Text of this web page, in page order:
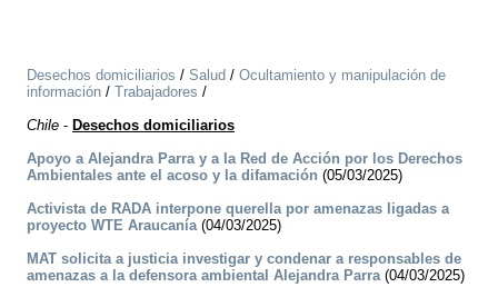
Desechos domiciliarios / Salud / Ocultamiento y manipulación de
información / Trabajadores /
Chile - Desechos domiciliarios
Apoyo a Alejandra Parra y a la Red de Acción por los Derechos
Ambientales ante el acoso y la difamación (05/03/2025)
Activista de RADA interpone querella por amenazas ligadas a
proyecto WTE Araucanía(04/03/2025)
MAT solicita a justicia investigar y condenar a responsables de
amenazas a la defensora ambiental Alejandra Parra(04/03/2025)